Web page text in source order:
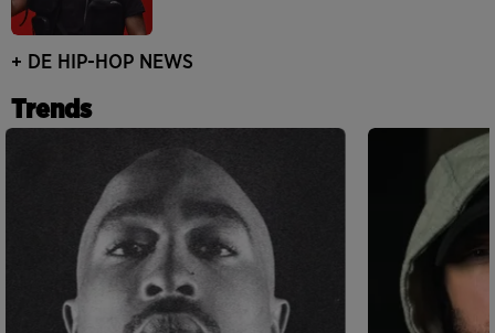
+ DE HIP-HOP NEWS
Trends